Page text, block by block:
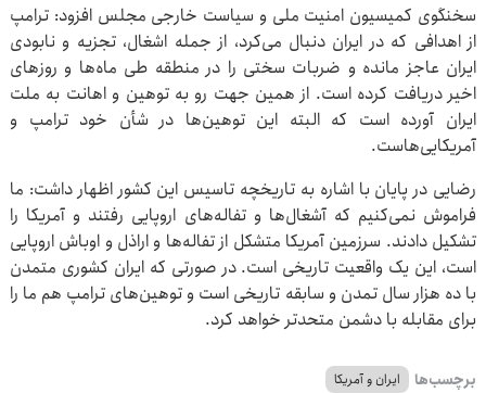
سخنگوی کمیسیون امنیت ملی و سیاست خارجی مجلس افزود: ترامپ
از اهدافی که در ایران دنبال می‌کرد، از جمله اشغال، تجزیه و نابودی
ایران عاجز مانده و ضربات سختی را در منطقه طی ماه‌ها و روزهای
اخیر دریافت کرده است. از همین جهت رو به توهین و اهانت به ملت
ایران آورده است که البته این توهین‌ها در شأن خود ترامپ و
آمریکایی‌هاست.
رضایی در پایان با اشاره به تاریخچه تاسیس این کشور اظهار داشت: ما
فراموش نمی‌کنیم که آشغال‌ها و تفاله‌های اروپایی رفتند و آمریکا را
تشکیل دادند. سرزمین آمریکا متشکل از تفاله‌ها و اراذل و اوباش اروپایی
است، این یک واقعیت تاریخی است. در صورتی که ایران کشوری متمدن
با ده هزار سال تمدن و سابقه تاریخی است و توهین‌های ترامپ هم ما را
برای مقابله با دشمن متحدتر خواهد کرد.
برچسب‌ها ایران و آمریکا